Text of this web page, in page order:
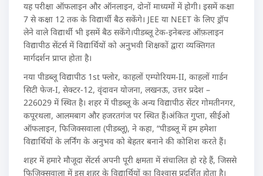
यह परीक्षा ऑफलाइन और ऑनलाइन, दोनों माध्यमों में होगी। इसमें कक्षा
7 से कक्षा 12 तक के विद्यार्थी बैठ सकेंगे। JEE या NEET के लिए ड्रॉप
लेने वाले विद्यार्थी भी इसमें बैठ सकेंगे।पीडब्लू टेक-इनेबल्ड ऑफ़लाइन
विद्यापीठ सेंटर्स में विद्यार्थियों को अनुभवी शिक्षकों द्वारा व्यक्तिगत
मार्गदर्शन प्राप्त होता है।
नया पीडब्लू विद्यापीठ 1st फ्लोर, काहलों एम्पोरियम-II, काहलों गार्डन
सिटी फेज-I, सेक्टर-12, वृंदावन योजना, लखनऊ, उत्तर प्रदेश –
226029 में स्थित है। शहर में पीडब्लू के अन्य विद्यापीठ सेंटर गोमतीनगर,
कपूरथला, आलमबाग और हजरतगंज पर स्थित हैं।अंकित गुप्ता, सीईओ
ऑफलाइन, फिजिक्सवाला (पीडब्लू), ने कहा, “पीडब्लू में हम हमेशा
विद्यार्थियों के लर्निंग के अनुभव को बेहतर बनाने की कोशिश करते हैं।
शहर में हमारे मौजूदा सेंटर्स अपनी पूरी क्षमता में संचालित हो रहे हैं, जिससे
फिजिक्सवाला में इस शहर के विद्यार्थियों का विश्वास प्रदर्शित होता है।